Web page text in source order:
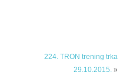
224. TRON trening trka
29.10.2015.»